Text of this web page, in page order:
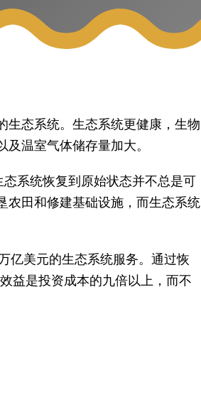
生态系统。生态系统更健康，生物
温室气体储存量加大。
系统恢复到原始状态并不总是可
农田和修建基础设施，而生态系统
亿美元的生态系统服务。通过恢
益是投资成本的九倍以上，而不